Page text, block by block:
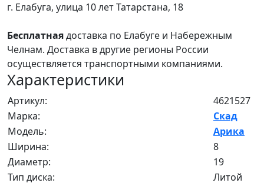
г. Елабуга, улица 10 лет Татарстана, 18
Бесплатнаядоставка по Елабуге и Набережным
Челнам. Доставка в другие регионы России
осуществляется транспортными компаниями.
Характеристики
Артикул:
4621527
Марка:
Скад
Модель:
Арика
Ширина:
8
Диаметр:
19
Тип диска:
Литой